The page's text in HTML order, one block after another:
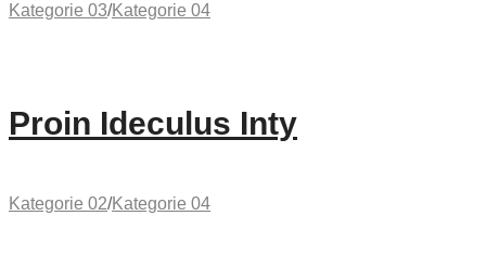
Kategorie 03/Kategorie 04
Proin Ideculus Inty
Kategorie 02/Kategorie 04